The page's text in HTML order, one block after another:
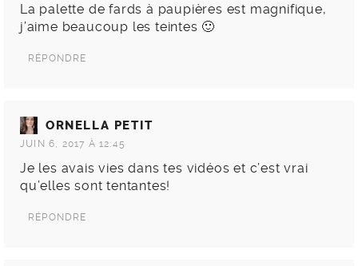
La palette de fards à paupières est magnifique,
j’aime beaucoup les teintes 🙂
RÉPONDRE
ORNELLA PETIT
JUIN 6, 2017 À 12:45
Je les avais vies dans tes vidéos et c’est vrai
qu’elles sont tentantes!
RÉPONDRE